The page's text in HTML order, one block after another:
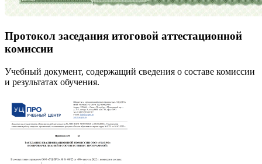
Протокол заседания итоговой аттестационной
комиссии
Учебный документ, содержащий сведения о составе комиссии
и результатах обучения.